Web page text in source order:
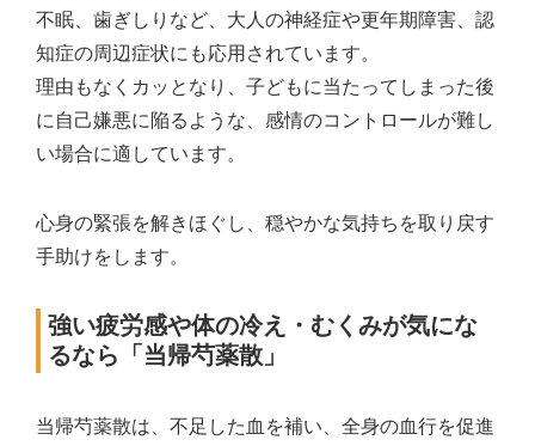
不眠、歯ぎしりなど、大人の神経症や更年期障害、認
知症の周辺症状にも応用されています。
理由もなくカッとなり、子どもに当たってしまった後
に自己嫌悪に陥るような、感情のコントロールが難し
い場合に適しています。
心身の緊張を解きほぐし、穏やかな気持ちを取り戻す
手助けをします。
強い疲労感や体の冷え・むくみが気にな
るなら「当帰芍薬散」
当帰芍薬散は、不足した血を補い、全身の血行を促進